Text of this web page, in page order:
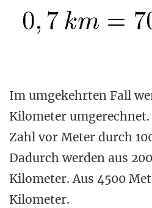
Im umgekehrten Fall
Kilometer
Zahl vor Meter durch
Dadurch werden aus
Kilometer. Aus 4500
Kilometer.